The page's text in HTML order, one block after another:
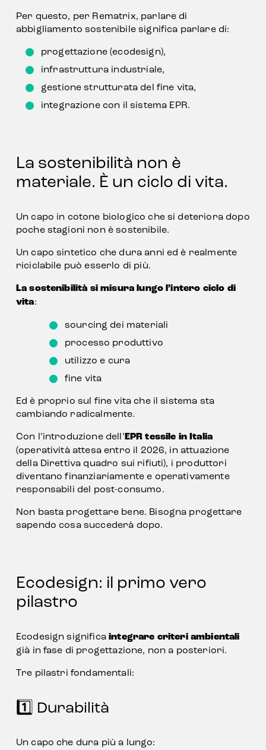
Per questo, per Rematrix, parlare di
abbigliamento sostenibile significa parlare di:
progettazione (ecodesign),
infrastruttura industriale,
gestione strutturata del fine vita,
integrazione con il sistema EPR.
La sostenibilità non è
materiale. È un ciclo di vita.
Un capo in cotone biologico che si deteriora dopo
poche stagioni non è sostenibile.
Un capo sintetico che dura anni ed è realmente
riciclabile può esserlo di più.
La sostenibilità si misura lungo l’intero ciclo di
vita:
sourcing dei materiali
processo produttivo
utilizzo e cura
fine vita
Ed è proprio sul fine vita che il sistema sta
cambiando radicalmente.
Con l’introduzione dell’EPR tessile in Italia
(operatività attesa entro il 2026, in attuazione
della Direttiva quadro sui rifiuti), i produttori
diventano finanziariamente e operativamente
responsabili del post-consumo.
Non basta progettare bene. Bisogna progettare
sapendo cosa succederà dopo.
Ecodesign: il primo vero
pilastro
Ecodesign significa integrare criteri ambientali
già in fase di progettazione, non a posteriori.
Tre pilastri fondamentali:
1️⃣ Durabilità
Un capo che dura più a lungo: